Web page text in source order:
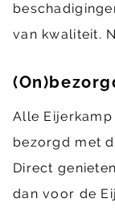
van kwaliteit.
Alle
bezorgd met
Direct
dan voor de